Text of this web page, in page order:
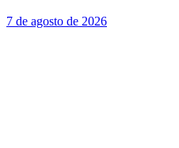
7 de agosto de 2026